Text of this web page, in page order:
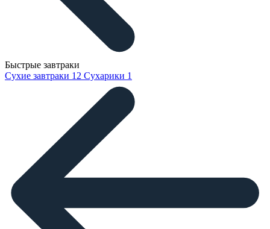
Быстрые завтраки
Сухие завтраки 12 Сухарики 1